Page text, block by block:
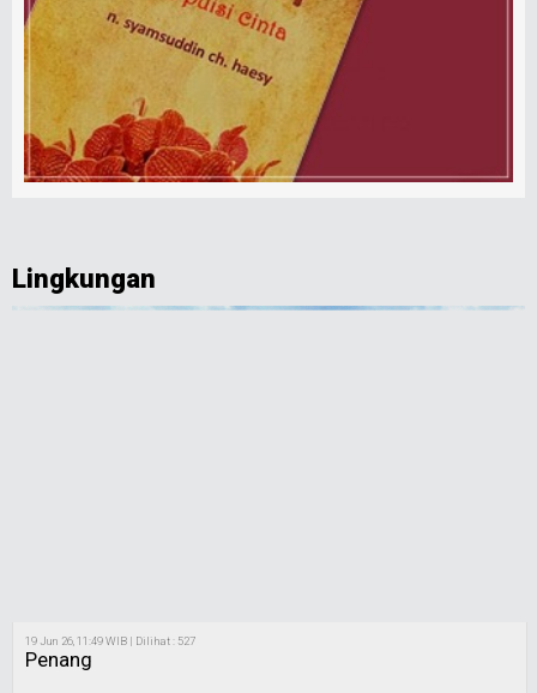
Lingkungan
19 Jun 26, 11:49 WIB | Dilihat : 527
Penang